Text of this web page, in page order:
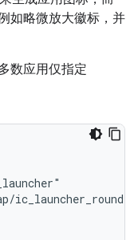
如略微放大徽标，并
数应用仅指定